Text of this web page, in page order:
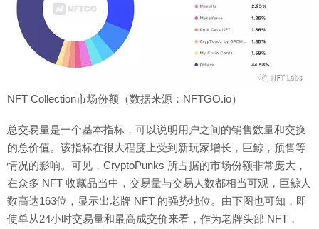
NFT Collection市场份额（数据来源：NFTGO.io）
总交易量是一个基本指标，可以说明用户之间的销售数量和交换
的总价值。该指标在很大程度上受到新玩家增长，巨鲸，预售等
情况的影响。可见，CryptoPunks 所占据的市场份额非常庞大，
在众多 NFT 收藏品当中，交易量与交易人数都相当可观，巨鲸人
数高达163位，显示出老牌 NFT 的强势地位。由下图也可知，即
使单从24小时交易量和最高成交价来看，作为老牌头部 NFT，